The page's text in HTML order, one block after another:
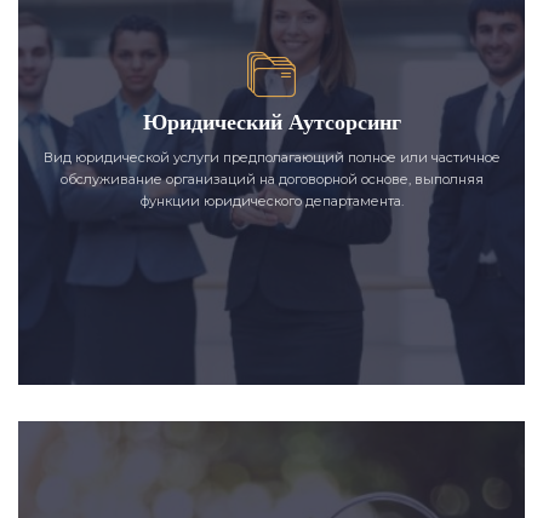
Юридический Аутсорсинг
Вид юридической услуги предполагающий полное или частичное
обслуживание организаций на договорной основе, выполняя
функции юридического департамента.